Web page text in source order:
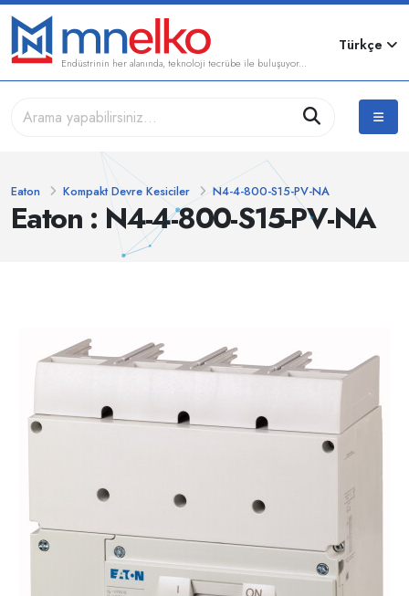
Endüstrinin her alanında, teknoloji tecrübe ile buluşuyor...
Türkçe
Eaton : N4-4-800-S15-PV-NA
Eaton Kompakt Devre Kesiciler N4-4-800-S15-PV-NA